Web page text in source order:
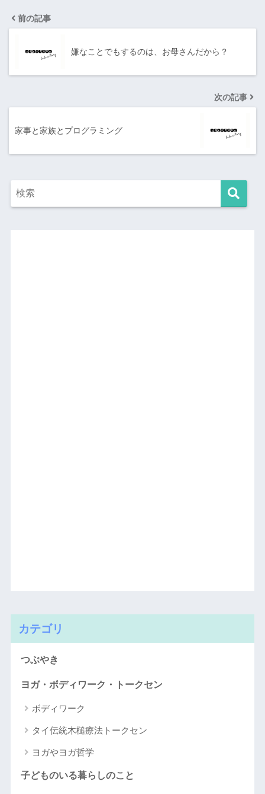
前の記事
嫌なことでもするのは、お母さんだから？
次の記事
家事と家族とプログラミング
カテゴリ
つぶやき
ヨガ・ボディワーク・トークセン
ボディワーク
タイ伝統木槌療法トークセン
ヨガやヨガ哲学
子どものいる暮らしのこと